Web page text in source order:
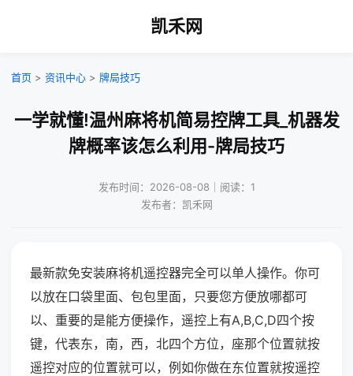
凯禾网
首页 > 资讯中心 > 牌局技巧
一学就懂!温州麻将机简易控牌工具_机器发
牌概率该怎么利用-牌局技巧
发布时间：2026-08-08｜阅读：1
发布者：凯禾网
最新款免安装麻将机遥控器完全可以单人操作。你可
以放在口袋里面、包包里面，只要您方便放哪都可
以、重要的是能方便操作，遥控上有A,B,C,D四个按
键，代表东，南，西，北四个方位，座那个位置就按
遥控对应的位置就可以，例如你做在东位置就按遥控